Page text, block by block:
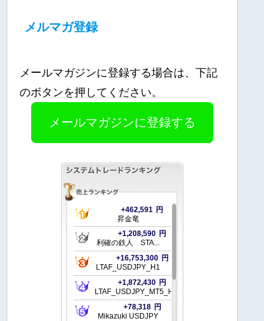
メルマガ登録
メールマガジンに登録する場合は、下記
のボタンを押してください。
メールマガジンに登録する